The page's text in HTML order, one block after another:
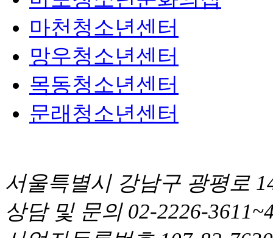
마천청소년센터
망우청소년센터
목동청소년센터
문래청소년센터
서울특별시 강남구 광
상담 및 문의 02-2226-